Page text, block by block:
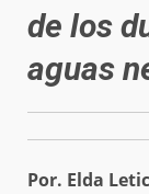
de los
aguas
Por. Elda